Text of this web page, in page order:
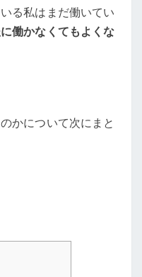
る私はまだ働いてい
働かなくてもよくな
かについて次にまと